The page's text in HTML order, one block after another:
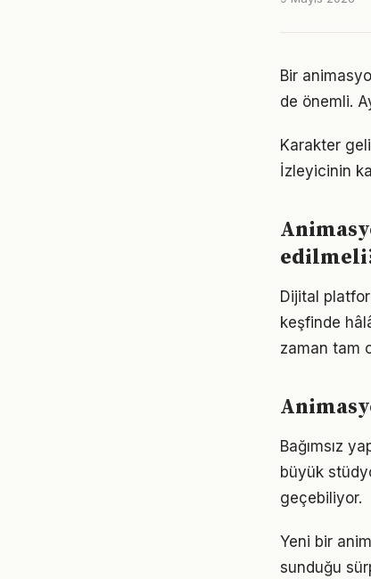
Bir
de önemli.
Karakter
İzleyicinin
Dijital
keşfinde
zaman tam
Bağımsız
büyük
geçebiliyor.
Yeni bir
sunduğu